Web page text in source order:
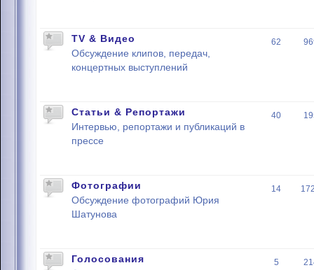
TV & Видео
Обсуждение клипов, передач,
концертных выступлений
62
Статьи & Репортажи
Интервью, репортажи и публикаций в
прессе
40
Фотографии
Обсуждение фотографий Юрия
Шатунова
14
Голосования 5